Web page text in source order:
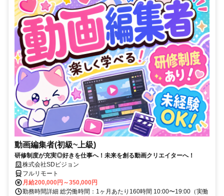
動画編集者(初級~上級)
研修制度が充実◎好きを仕事へ！未来を創る動画クリエイターへ！
株式会社SDビジョン
フルリモート
月給200,000円～350,000円
勤務時間詳細 総労働時間：1ヶ月あたり160時間 10:00〜19:00（実働